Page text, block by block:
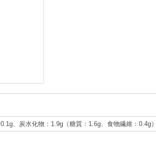
、炭水化物：1.9g（糖質：1.6g、食物繊維：0.4g